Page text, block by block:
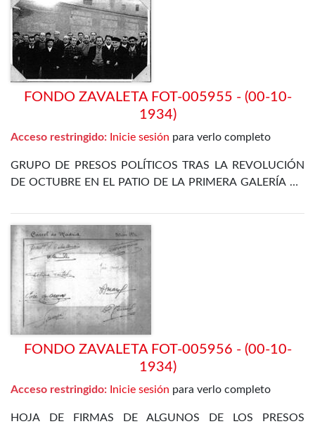
FONDO ZAVALETA FOT-005955 - (00-10-
1934)
Acceso restringido: Inicie sesión para verlo completo
GRUPO DE PRESOS POLÍTICOS TRAS LA REVOLUCIÓN
DE OCTUBRE EN EL PATIO DE LA PRIMERA GALERÍA DE
ENCUENTRA EL PROPIO ZAVALETA, ENRIQUE DE
FRANCISCO, JOSÉ GÓMEZ OSORIO, PETREL Y JOSÉ
DÍAZ ALOR
FONDO ZAVALETA FOT-005956 - (00-10-
1934)
Acceso restringido: Inicie sesión para verlo completo
HOJA DE FIRMAS DE ALGUNOS DE LOS PRESOS